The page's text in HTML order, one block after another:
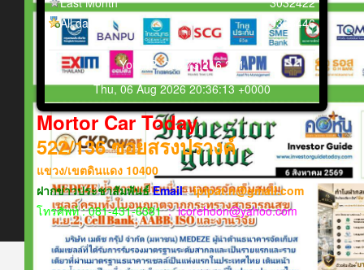
All days
3368446
Your IP: 216.73.216.231
Thu, 06 Aug 2026 20:36:13 +0000
Mortor Car Today
522/136ซอยสรงปรางค์
แขวง​/เขต​ดินแดง​ 10400
ฝากข่าวประชาสัมพันธ์ Email:ipipat.n@gmail.com
โทรศัพท์ : 081-431-6381: icorehoon@yahoo.com